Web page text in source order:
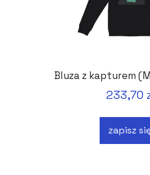
Bluza z kapturem
233,70
zapisz